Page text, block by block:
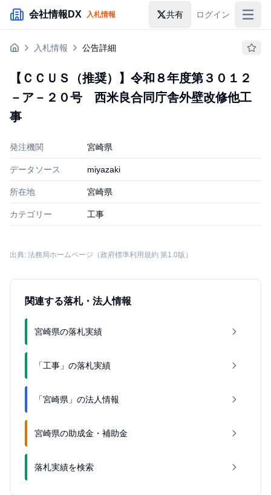
メインコンテンツにスキップ
会社情報DX 入札情報 共有 ログイン
入札情報
企業検索
入札情報 公告詳細
【ＣＣＵＳ（推奨）】令和８年度第３０１２
－ア－２０号 西米良合同庁舎外壁改修他工
事
発注機関 宮崎県
データソース miyazaki
所在地 宮崎県
カテゴリー 工事
出典: 法務局ホームページ（政府標準利用規約 第1.0版）
関連する落札・法人情報
宮崎県の落札実績
「工事」の落札実績
「宮崎県」の法人情報
宮崎県の助成金・補助金
落札実績を検索